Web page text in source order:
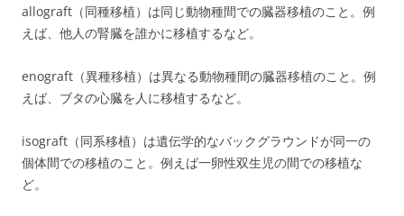
allograft（同種移植）は同じ動物種間での臓器移植のこと。例
えば、他人の腎臓を誰かに移植するなど。
enograft（異種移植）は異なる動物種間の臓器移植のこと。例
えば、ブタの心臓を人に移植するなど。
isograft（同系移植）は遺伝学的なバックグラウンドが同一の
個体間での移植のこと。例えば一卵性双生児の間での移植な
ど。